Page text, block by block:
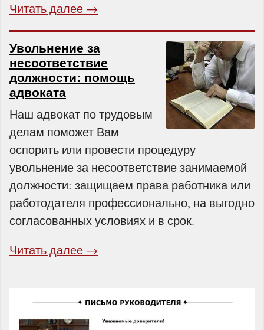
Читать далее →
Увольнение за
несоответствие
должности: помощь
адвоката
Наш адвокат по трудовым
делам поможет Вам
оспорить или провести процедуру
увольнение за несоответствие занимаемой
должности: защищаем права работника или
работодателя профессионально, на выгодно
согласованных условиях и в срок.
Читать далее →